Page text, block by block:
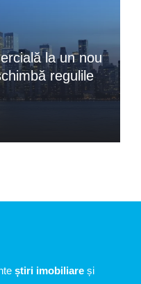
la un nou
regulile
știri imobiliare și